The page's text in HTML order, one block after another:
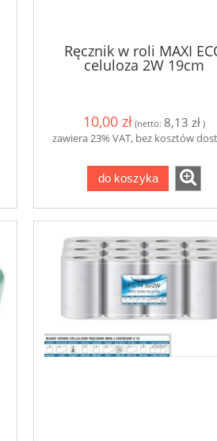
Ręcznik w roli MAXI
celuloza 2W 19cm
10,00 zł (netto: 8,13 zł )
zawiera 23% VAT, bez kosztów
do koszyka